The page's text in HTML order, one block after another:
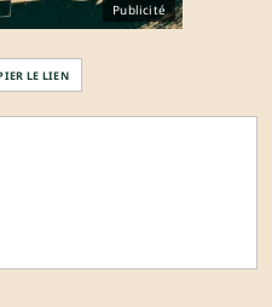
Publicité
LE LIEN